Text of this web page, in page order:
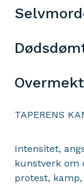
TAPERENS
Intensitet,
kunstverk om
protest,